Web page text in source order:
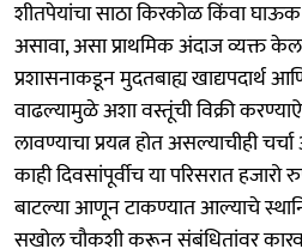
शीतपेयांचा साठा किरकोळ किंवा
असावा, असा प्राथमिक अंदाज व्यक्त
प्रशासनाकडून मुदतबाह्य खाद्यपदार्थ
वाढल्यामुळे अशा वस्तूंची विक्री
लावण्याचा प्रयत्न होत असल्याचीही
काही दिवसांपूर्वीच या परिसरात हजारो
बाटल्या आणून टाकण्यात आल्याचे
सखोल चौकशी करून संबंधितांवर